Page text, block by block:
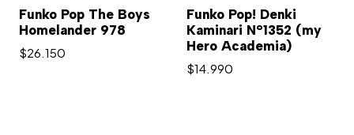
Funko Pop The Boys
Homelander 978
$26.150
Funko Pop! Denki
Kaminari N°1352 (my
Hero Academia)
$14.990